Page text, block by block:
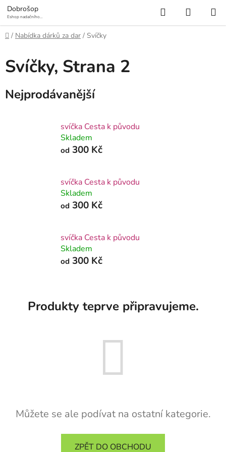
Přejít
na
obsah
Dobrošop
Eshop nadačního
prameny
Hledat
KOŠÍK
Domů
/ Nabídka dárků za dar / Svíčky
Svíčky, Strana 2
Nejprodávanější
svíčka Cesta k původu
Skladem
od 300 Kč
svíčka Cesta k původu
Skladem
od 300 Kč
svíčka Cesta k původu
Skladem
od 300 Kč
Produkty teprve připravujeme.
Můžete se ale podívat na ostatní kategorie.
ZPĚT DO OBCHODU